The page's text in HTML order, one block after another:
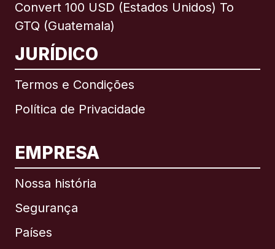
Convert 100 USD (Estados Unidos) To
GTQ (Guatemala)
JURÍDICO
Termos e Condições
Política de Privacidade
EMPRESA
Nossa história
Segurança
Países